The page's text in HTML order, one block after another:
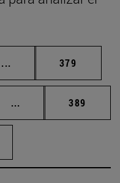
... Páginas intermedias
Página
379
... Páginas intermedias
Página
389